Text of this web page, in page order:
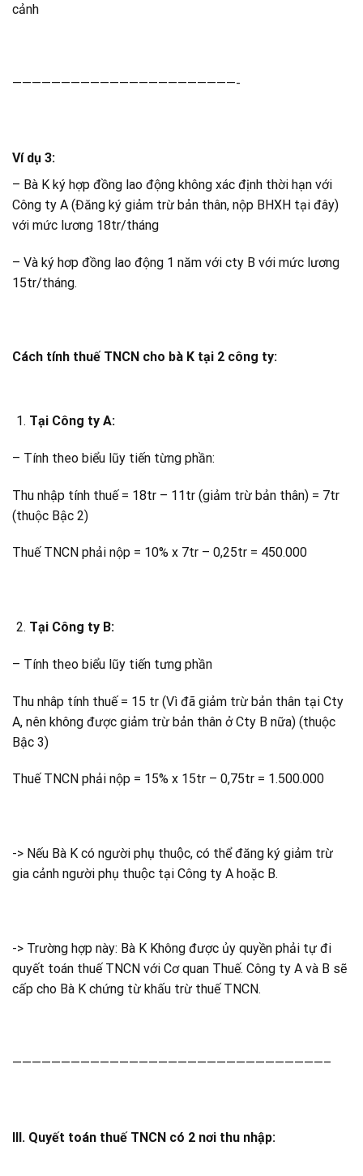
cảnh
———————————————————————-
Ví dụ 3:
– Bà K ký hợp đồng lao động không xác định thời hạn với
Công ty A (Đăng ký giảm trừ bản thân, nộp BHXH tại đây)
với mức lương 18tr/tháng
– Và ký hơp đồng lao động 1 năm với cty B với mức lương
15tr/tháng.
Cách tính thuế TNCN cho bà K tại 2 công ty:
Tại Công ty A:
– Tính theo biểu lũy tiến từng phần:
Thu nhập tính thuế = 18tr – 11tr (giảm trừ bản thân) = 7tr
(thuộc Bậc 2)
Thuế TNCN phải nộp = 10% x 7tr – 0,25tr = 450.000
Tại Công ty B:
– Tính theo biểu lũy tiến tưng phần
Thu nhâp tính thuế = 15 tr (Vì đã giảm trừ bản thân tại Cty
A, nên không được giảm trừ bản thân ở Cty B nữa) (thuộc
Bậc 3)
Thuế TNCN phải nộp = 15% x 15tr – 0,75tr = 1.500.000
-> Nếu Bà K có người phụ thuộc, có thể đăng ký giảm trừ
gia cảnh người phụ thuộc tại Công ty A hoặc B.
-> Trường hợp này: Bà K Không được ủy quyền phải tự đi
quyết toán thuế TNCN với Cơ quan Thuế. Công ty A và B sẽ
cấp cho Bà K chứng từ khấu trừ thuế TNCN.
————————————————————————————————–
III. Quyết toán thuế TNCN có 2 nơi thu nhập: